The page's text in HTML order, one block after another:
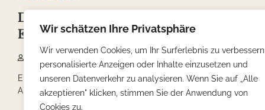
Wir schätzen Ihre Privatsphäre
Wir verwenden Cookies, um Ihr Surferlebnis zu
personalisierte Anzeigen oder Inhalte einzusetzen und
unseren Datenverkehr zu analysieren. Wenn Sie auf „Alle
akzeptieren" klicken, stimmen Sie der Anwendung von
Cookies zu.
Die Naturschönheiten von Elba Island: Eine
Erkundung der einzigartigen Landschaft
Elba, die drittgrößte Insel Italiens und Teil des toskanischen
Archipels, begeistert mit ihrer atemberaubenden Landschaft, […]